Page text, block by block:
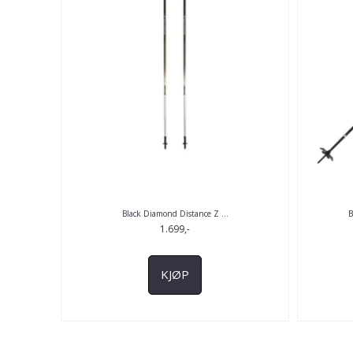
Black Diamond Distance Z ...
1.699,-
KJØP